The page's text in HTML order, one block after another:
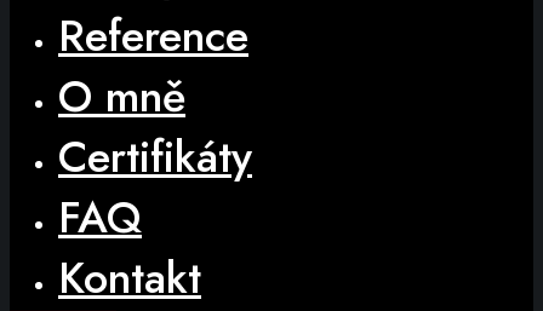
Reference
O mně
Certifikáty
FAQ
Kontakt